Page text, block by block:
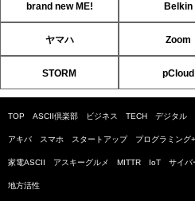
brand new ME! Belkin
ヤマハ Zoom
STORM pCloud
TOP ASCII倶楽部 ビジネス TECH デジタル
アキバ スマホ スタートアップ プログラミング+
家電ASCII アスキーグルメ MITTR IoT サイバ
地方活性